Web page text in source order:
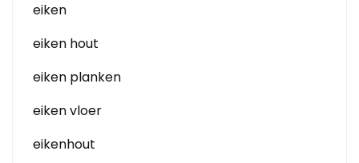
eiken
eiken hout
eiken planken
eiken vloer
eikenhout